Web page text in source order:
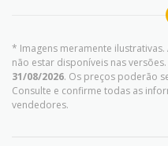
* Imagens meramente
não estar disponíveis nas
31/08/2026. Os preços poderão
Consulte e confirme todas as
vendedores.